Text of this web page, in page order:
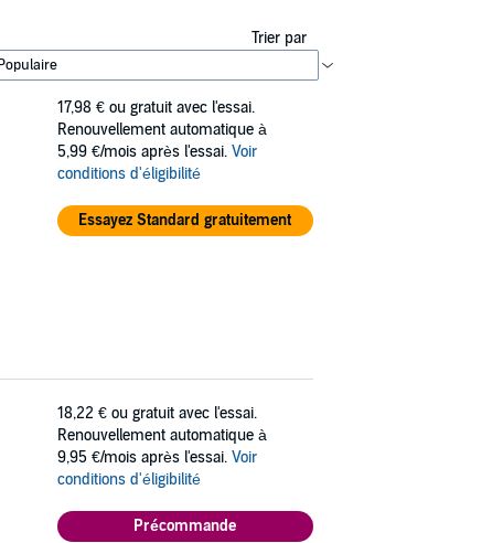
Trier par
17,98 € ou gratuit avec l'essai.
Renouvellement automatique à
5,99 €/mois après l'essai. Voir
conditions d'éligibilité
Essayez Standard gratuitement
18,22 € ou gratuit avec l'essai.
Renouvellement automatique à
9,95 €/mois après l'essai. Voir
conditions d'éligibilité
Précommande